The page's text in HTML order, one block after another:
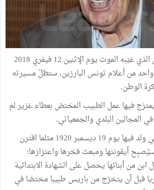
الدكتور إبراهيم الغربي الذي غيّبه الموت يوم الإثنين 12 فيفري 2018
98 عاما واحد من أعلام تونس البارزين، ستظلّ مسيرته
الوطن.
فيها عمل الطبيب المختصّ بعطاء غزير لم
المجالين البلدي والجمعياتي.
اقترن اسمه بقليبية التي ولد فيها يوم 19 ديسمبر 1920 مثلما اقترن
أيقونتها ومبعث فخرها واعتزازها:
ابن من أبنائها يحصل على الشهادة الابتدائية
قبل أن يتخرّج من باريس طبيبا مختصّا في